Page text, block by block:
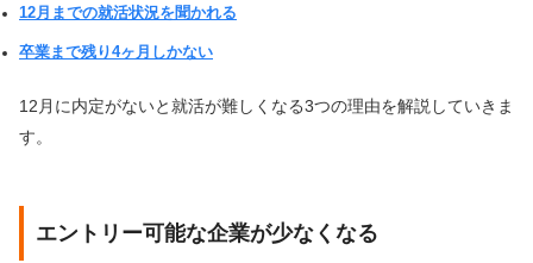
12月までの就活状況を聞かれる
卒業まで残り4ヶ月しかない
12月に内定がないと就活が難しくなる3つの理由を解説していきま
す。
エントリー可能な企業が少なくなる